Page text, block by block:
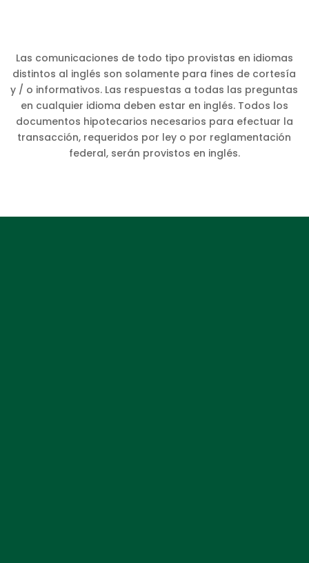
Las comunicaciones de todo tipo provistas en idiomas
distintos al inglés son solamente para fines de cortesía
y / o informativos. Las respuestas a todas las preguntas
en cualquier idioma deben estar en inglés. Todos los
documentos hipotecarios necesarios para efectuar la
transacción, requeridos por ley o por reglamentación
federal, serán provistos en inglés.